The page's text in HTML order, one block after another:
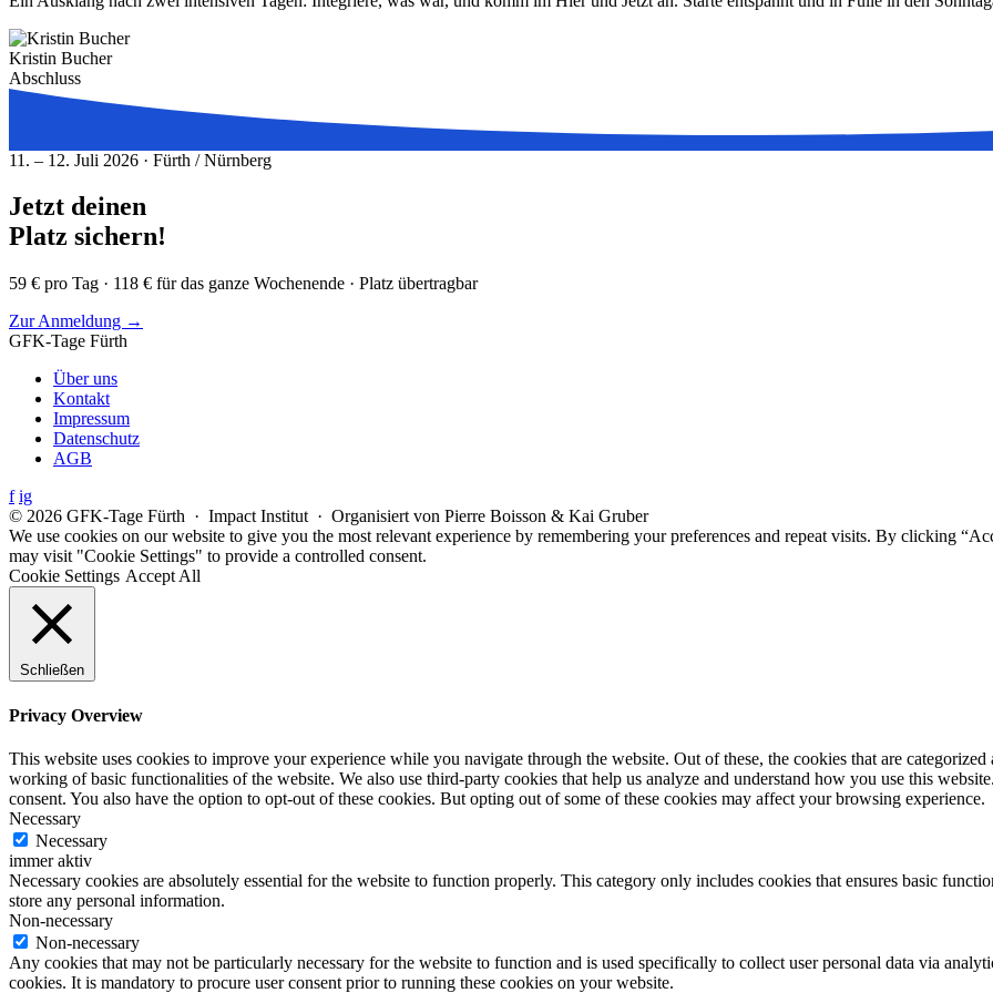
Kristin Bucher
Abschluss
11. – 12. Juli 2026 · Fürth / Nürnberg
Jetzt deinen
Platz sichern!
59 € pro Tag · 118 € für das ganze Wochenende · Platz übertragbar
Zur Anmeldung →
GFK-Tage Fürth
Über uns
Kontakt
Impressum
Datenschutz
AGB
f ig
© 2026 GFK-Tage Fürth · Impact Institut · Organisiert von Pierre Boisson & Kai Gruber
We use cookies on our website to give you the most relevant experience by remembering your preferences and repeat visits. By clicking
may visit "Cookie Settings" to provide a controlled consent.
Cookie Settings Accept All
Schließen
Privacy Overview
This website uses cookies to improve your experience while you navigate through the website. Out of these, the cookies that are categorized
working of basic functionalities of the website. We also use third-party cookies that help us analyze and understand how you use this
consent. You also have the option to opt-out of these cookies. But opting out of some of these cookies may affect your browsing experience.
Necessary
Necessary
immer aktiv
Necessary cookies are absolutely essential for the website to function properly. This category only includes cookies that ensures basic
store any personal information.
Non-necessary
Non-necessary
Any cookies that may not be particularly necessary for the website to function and is used specifically to collect user personal data via
cookies. It is mandatory to procure user consent prior to running these cookies on your website.